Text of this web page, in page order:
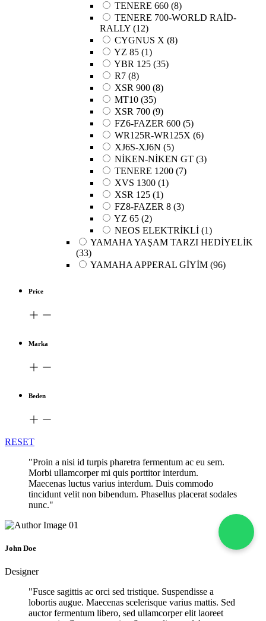
TENERE 660 (8)
TENERE 700-WORLD RAİD-
RALLY (12)
CYGNUS X (8)
YZ 85 (1)
YBR 125 (35)
R7 (8)
XSR 900 (8)
MT10 (35)
XSR 700 (9)
FZ6-FAZER 600 (5)
WR125R-WR125X (6)
XJ6S-XJ6N (5)
NİKEN-NİKEN GT (3)
TENERE 1200 (7)
XVS 1300 (1)
XSR 125 (1)
FZ8-FAZER 8 (3)
YZ 65 (2)
NEOS ELEKTRİKLİ (1)
YAMAHA YAŞAM TARZI HEDİYELİK
(33)
YAMAHA APPERAL GİYİM (96)
Price
Marka
Beden
RESET
"Proin a nisi id turpis pharetra fermentum ac eu sem.
Morbi ullamcorper mi quis porttitor interdum.
Maecenas luctus varius interdum. Duis commodo
tincidunt velit non bibendum. Phasellus placerat sodales
nunc."
John Doe
Designer
"Fusce sagittis ac orci sed tristique. Suspendisse a
lobortis augue. Maecenas scelerisque varius mattis. Sed
auctor fermentum libero, sed ullamcorper elit laoreet